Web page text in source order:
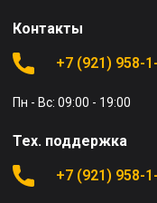
Контакты
+7 (921) 958-
Пн - Вс: 09:00 - 19:00
Тех. поддержка
+7 (921) 958-